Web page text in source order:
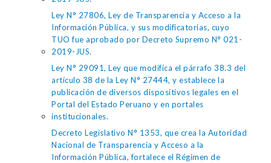
Ley N° 27806, Ley de Transparencia y Acceso a la
Información Pública, y sus modificatorias, cuyo
TUO fue aprobado por Decreto Supremo N° 021-
2019-JUS.
Ley N° 29091, Ley que modifica el párrafo 38.3 del
artículo 38 de la Ley N° 27444, y establece la
publicación de diversos dispositivos legales en el
Portal del Estado Peruano y en portales
institucionales.
Decreto Legislativo N° 1353, que crea la Autoridad
Nacional de Transparencia y Acceso a la
Información Pública, fortalece el Régimen de